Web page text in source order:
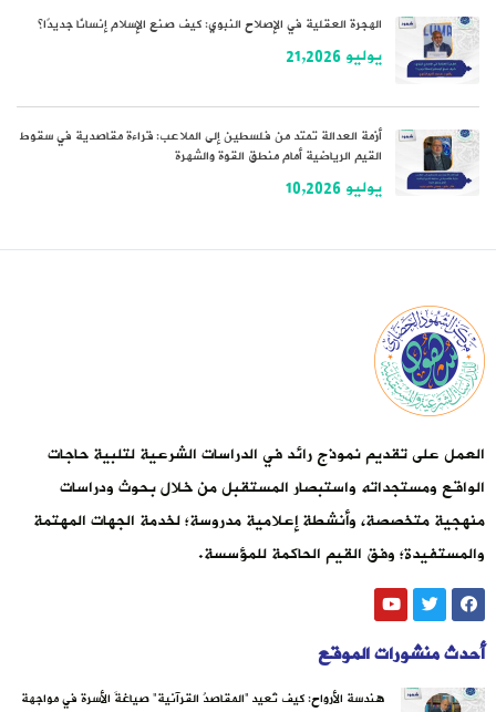
الهجرة العقلية في الإصلاح النبوي: كيف صنع الإسلام إنسانًا جديدًا؟
يوليو 21,2026
أزمة العدالة تمتد من فلسطين إلى الملاعب: قراءة مقاصدية في سقوط
القيم الرياضية أمام منطق القوة والشهرة
يوليو 10,2026
العمل على تقديم نموذج رائد في الدراسات الشرعية لتلبية حاجات
الواقع ومستجداته واستبصار المستقبل من خلال بحوث ودراسات
منهجية متخصصة، وأنشطة إعلامية مدروسة؛ لخدمة الجهات المهتمة
والمستفيدة؛ وفق القيم الحاكمة للمؤسسة.
أحدث منشورات الموقع
هندسة الأرواح: كيف تُعيد “المقاصدُ القرآنية” صياغةَ الأسرة في مواجهة